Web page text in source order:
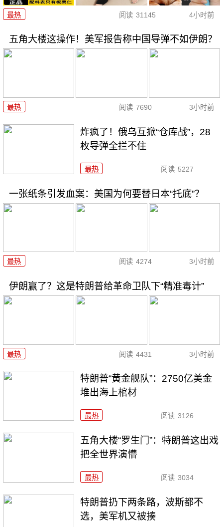
最热 阅读 31145 4小时前
五角大楼这操作！美军报告称中国导弹不如伊朗？
最热 阅读 7690 3小时前
炸疯了！俄乌互掀“仓库战”，28
枚导弹全拦不住
最热 阅读 5227
一张纸条引发血案：美国为何要替日本“托底”？
最热 阅读 4274 3小时前
伊朗赢了？这是特朗普给革命卫队下“精准毒计”
最热 阅读 4431 3小时前
特朗普“黄金舰队”：2750亿美金
堆出海上棺材
最热 阅读 3126
五角大楼“罗生门”：特朗普这出戏
把全世界演懵
最热 阅读 3034
特朗普扔下两条路，波斯都不
选，美军机又被揍